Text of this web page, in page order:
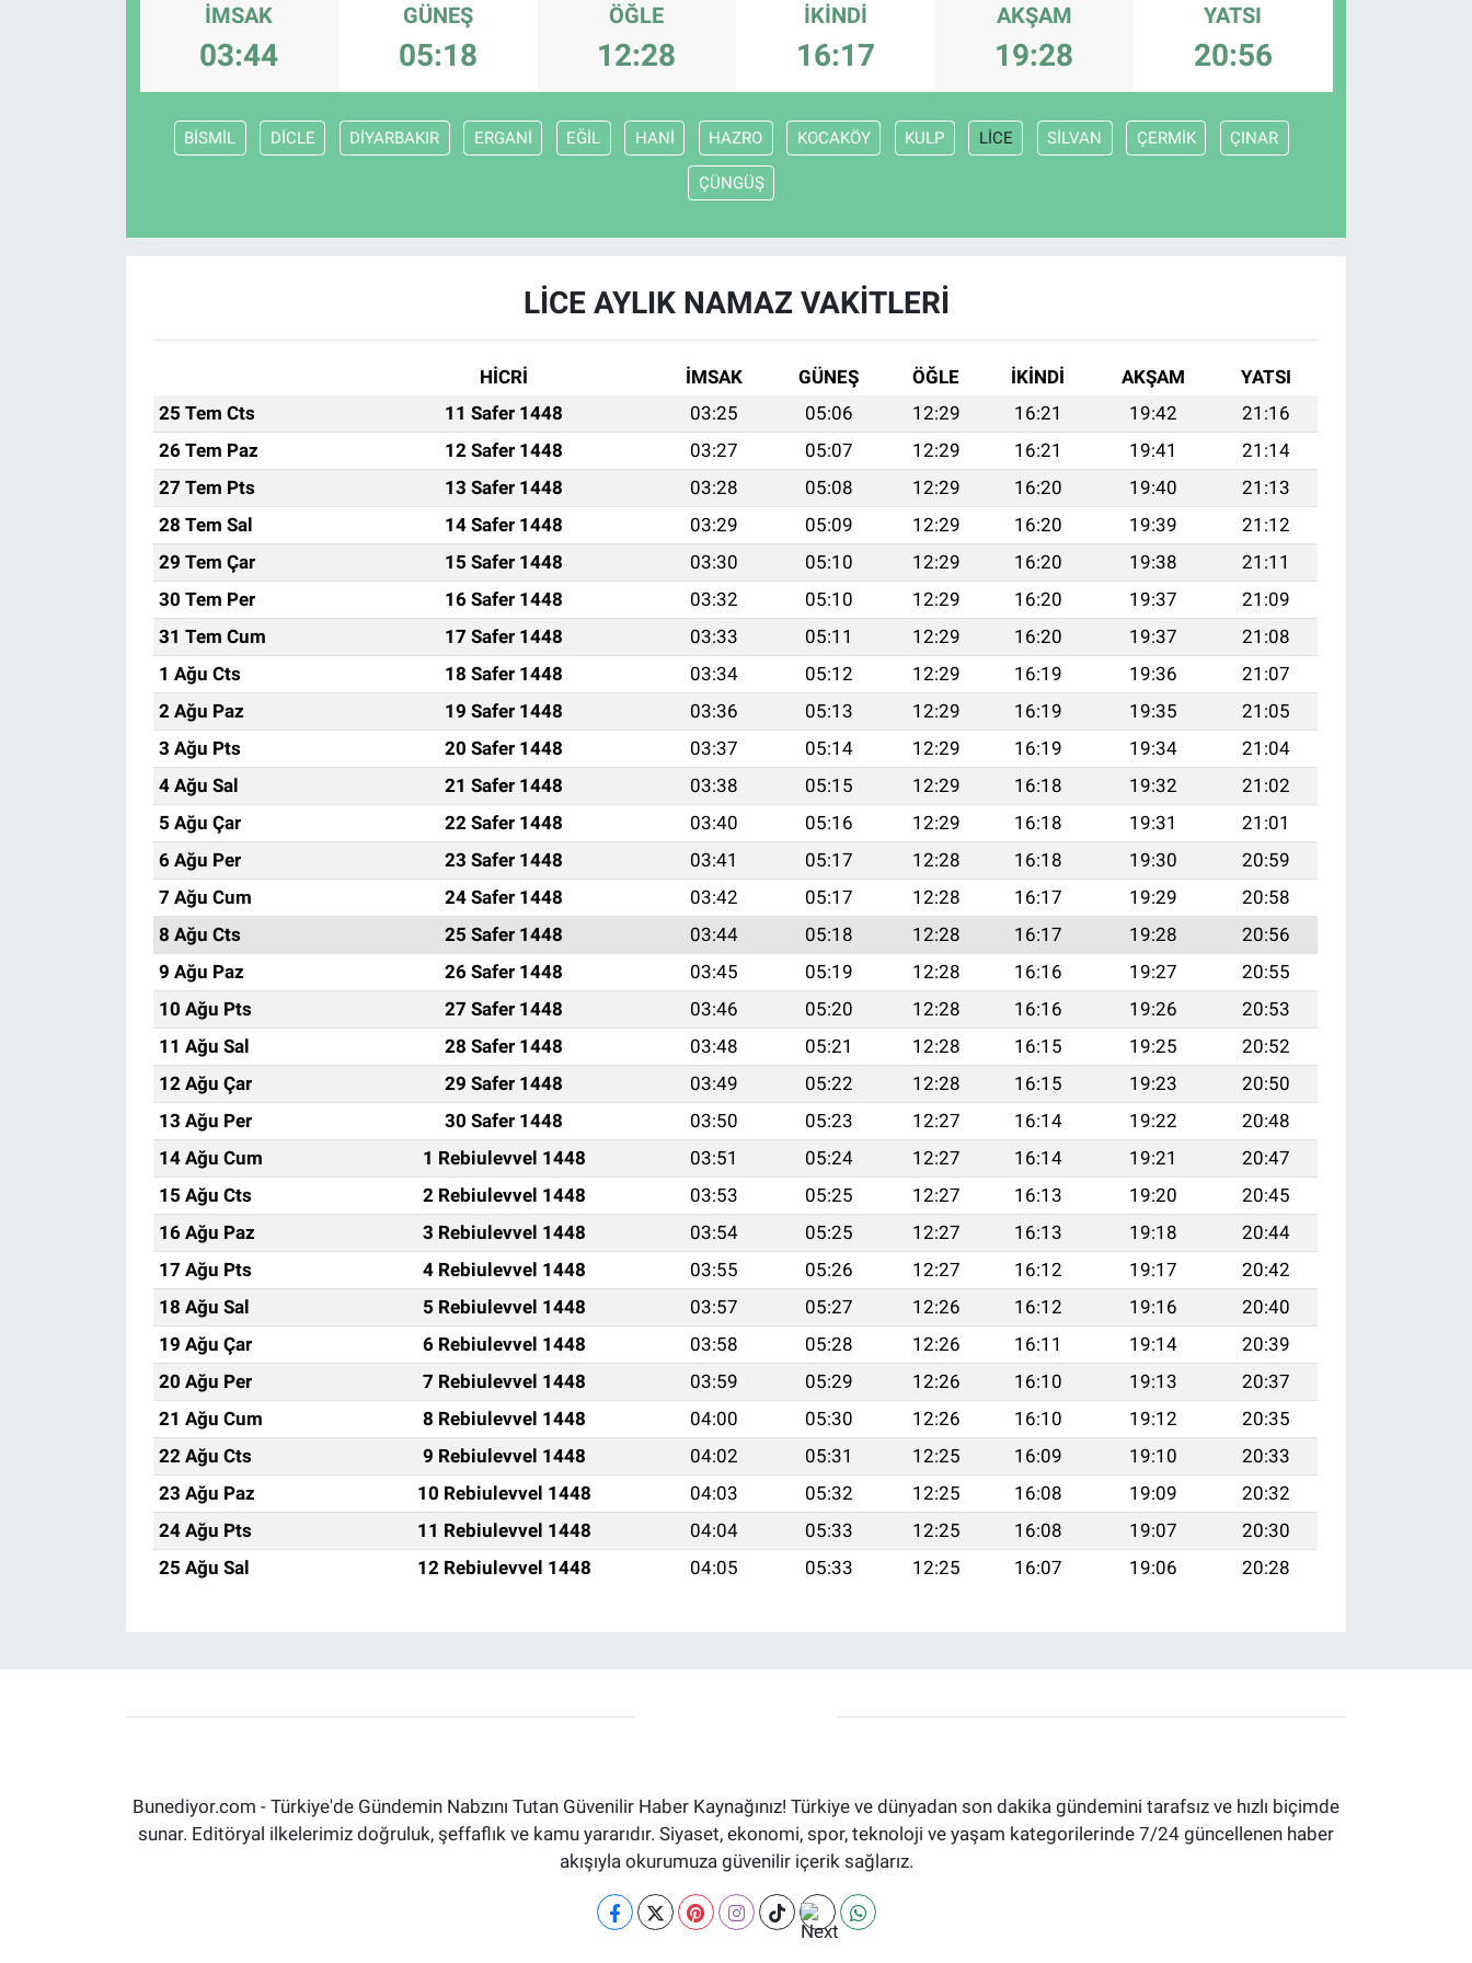
İMSAK
03:44
GÜNEŞ
05:18
ÖĞLE
12:28
İKINDI
16:17
AKŞAM
19:28
YATSI
20:56
BİSMİL DİCLE DİYARBAKIR ERGANİ EĞİL HANİ HAZRO KOCAKÖY KULP LİCE SİLVAN ÇERMİK ÇINAR
ÇÜNGÜŞ
LİCE AYLIK NAMAZ VAKITLERI
HİCRİ İMSAK GÜNEŞ ÖĞLE İKINDI AKŞAM
YATSI
25 Tem Cts
11 Safer 1448 03:25 05:06 12:29 16:21 19:42
21:16
26 Tem Paz
12 Safer 1448 03:27 05:07 12:29 16:21 19:41
21:14
27 Tem Pts
13 Safer 1448 03:28 05:08 12:29 16:20 19:40
21:13
28 Tem Sal
14 Safer 1448 03:29 05:09 12:29 16:20 19:39
21:12
29 Tem Çar
15 Safer 1448 03:30 05:10 12:29 16:20 19:38
21:11
30 Tem Per
16 Safer 1448 03:32 05:10 12:29 16:20 19:37
21:09
31 Tem Cum
17 Safer 1448 03:33 05:11 12:29 16:20 19:37
21:08
1 Ağu Cts
18 Safer 1448 03:34 05:12 12:29 16:19 19:36
21:07
2 Ağu Paz
19 Safer 1448 03:36 05:13 12:29 16:19 19:35
21:05
3 Ağu Pts
20 Safer 1448 03:37 05:14 12:29 16:19 19:34
21:04
4 Ağu Sal
21 Safer 1448 03:38 05:15 12:29 16:18 19:32
21:02
5 Ağu Çar
22 Safer 1448 03:40 05:16 12:29 16:18 19:31
21:01
6 Ağu Per
23 Safer 1448 03:41 05:17 12:28 16:18 19:30
20:59
7 Ağu Cum
24 Safer 1448 03:42 05:17 12:28 16:17 19:29
20:58
8 Ağu Cts
25 Safer 1448 03:44 05:18 12:28 16:17 19:28
20:56
9 Ağu Paz
26 Safer 1448 03:45 05:19 12:28 16:16 19:27
20:55
10 Ağu Pts
27 Safer 1448 03:46 05:20 12:28 16:16 19:26
20:53
11 Ağu Sal
28 Safer 1448 03:48 05:21 12:28 16:15 19:25
20:52
12 Ağu Çar
29 Safer 1448 03:49 05:22 12:28 16:15 19:23
20:50
13 Ağu Per
30 Safer 1448 03:50 05:23 12:27 16:14 19:22
20:48
14 Ağu Cum
1 Rebiulevvel 1448 03:51 05:24 12:27 16:14 19:21
20:47
15 Ağu Cts
2 Rebiulevvel 1448 03:53 05:25 12:27 16:13 19:20
20:45
16 Ağu Paz
3 Rebiulevvel 1448 03:54 05:25 12:27 16:13 19:18
20:44
17 Ağu Pts
4 Rebiulevvel 1448 03:55 05:26 12:27 16:12 19:17
20:42
18 Ağu Sal
5 Rebiulevvel 1448 03:57 05:27 12:26 16:12 19:16
20:40
19 Ağu Çar
6 Rebiulevvel 1448 03:58 05:28 12:26 16:11 19:14
20:39
20 Ağu Per
7 Rebiulevvel 1448 03:59 05:29 12:26 16:10 19:13
20:37
21 Ağu Cum
8 Rebiulevvel 1448 04:00 05:30 12:26 16:10 19:12
20:35
22 Ağu Cts
9 Rebiulevvel 1448 04:02 05:31 12:25 16:09 19:10
20:33
23 Ağu Paz
10 Rebiulevvel 1448 04:03 05:32 12:25 16:08 19:09
20:32
24 Ağu Pts
11 Rebiulevvel 1448 04:04 05:33 12:25 16:08 19:07
20:30
25 Ağu Sal
12 Rebiulevvel 1448 04:05 05:33 12:25 16:07 19:06 20:28
Bunediyor.com - Türkiye'de Gündemin Nabzını Tutan Güvenilir Haber Kaynağınız! Türkiye ve dünyadan son dakika gündemini tarafsız ve hızlı biçimde
sunar. Editöryal ilkelerimiz doğruluk, şeffaflık ve kamu yararıdır. Siyaset, ekonomi, spor, teknoloji ve yaşam kategorilerinde 7/24 güncellenen haber
akışıyla okurumuza güvenilir içerik sağlarız.